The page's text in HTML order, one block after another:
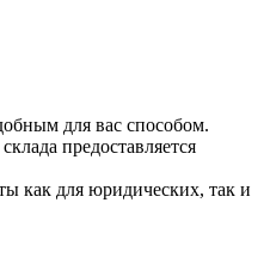
для вас способом.
предоставляется
как для юридических, так и